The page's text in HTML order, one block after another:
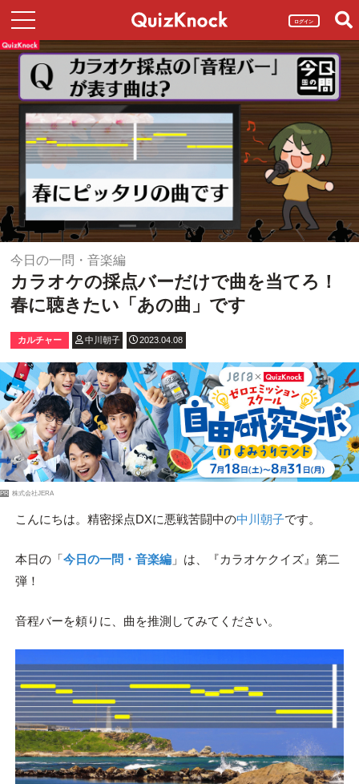
ログイン
今日の一問・音楽編
カラオケの採点バーだけで曲を当てろ！
春に聴きたい「あの曲」です
カルチャー 中川朝子 2023.04.08
PR 株式会社JERA
こんにちは。精密採点DXに悪戦苦闘中の中川朝子です。
本日の「今日の一問・音楽編」は、『カラオケクイズ』第二
弾！
音程バーを頼りに、曲を推測してみてください。